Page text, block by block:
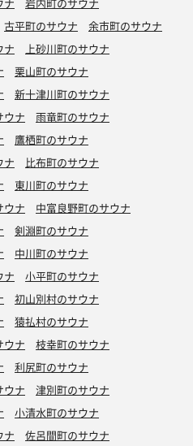
古平町のサウナ
余市町のサウナ
ナ
上砂川町のサウナ
栗山町のサウナ
新十津川町のサウナ
ウナ
雨竜町のサウナ
鷹栖町のサウナ
ナ
比布町のサウナ
東川町のサウナ
ウナ
中富良野町のサウナ
剣淵町のサウナ
中川町のサウナ
ナ
小平町のサウナ
初山別村のサウナ
猿払村のサウナ
ウナ
枝幸町のサウナ
利尻町のサウナ
ウナ
津別町のサウナ
小清水町のサウナ
ナ
佐呂間町のサウナ